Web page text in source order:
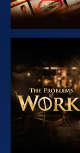
EXPLORA LAS
SERIES